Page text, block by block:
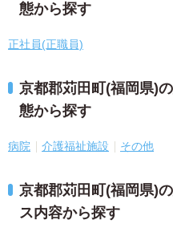
態から探す
正社員(正職員)
京都郡苅田町(福岡県)
態から探す
病院 介護福祉施設 その他
京都郡苅田町(福岡県)
ス内容から探す